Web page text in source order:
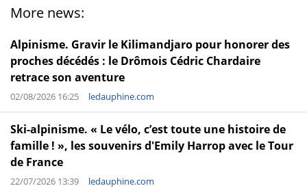
More news:
Alpinisme. Gravir le Kilimandjaro pour honorer des
proches décédés : le Drômois Cédric Chardaire
retrace son aventure
02/08/2026 16:25 ledauphine.com
Ski-alpinisme. « Le vélo, c’est toute une histoire de
famille ! », les souvenirs d'Emily Harrop avec le Tour
de France
22/07/2026 13:39 ledauphine.com